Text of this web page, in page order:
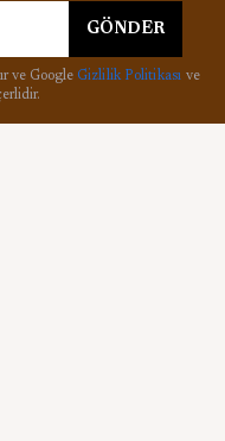
GÖNDER
ve Google Gizlilik Politikası ve